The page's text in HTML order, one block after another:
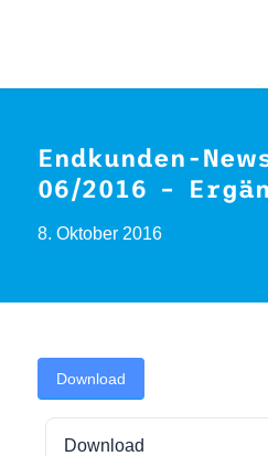
Endkunden-
06/2016 –
8. Oktober 2016
Download
Download